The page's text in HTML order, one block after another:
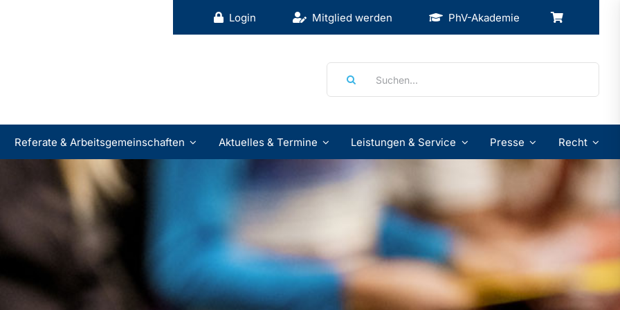
Login Mitglied werden PhV-Akademie
Referate & Arbeitsgemeinschaften Aktuelles & Termine Leistungen & Service Presse Recht